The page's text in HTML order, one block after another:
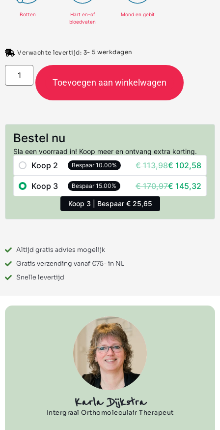
Botten
Hart en-of
bloedvaten
Mond en gebit
Verwachte levertijd: 3- 5 werkdagen
Toevoegen aan winkelwagen
Bestel nu
Sla een voorraad in! Koop meer en ontvang extra korting.
Koop 2 Bespaar 10.00% €113,98€ 102,58
Koop 3 Bespaar 15.00% €170,97€ 145,32
Koop 3 | Bespaar € 25,65
Altijd gratis advies mogelijk
Gratis verzending vanaf €75- in NL
Snelle levertijd
Karla Dijkstra
Intergraal Orthomoleculair Therapeut